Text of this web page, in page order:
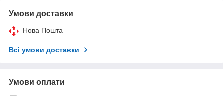
Умови доставки
Нова Пошта
Всі умови доставки
Умови оплати